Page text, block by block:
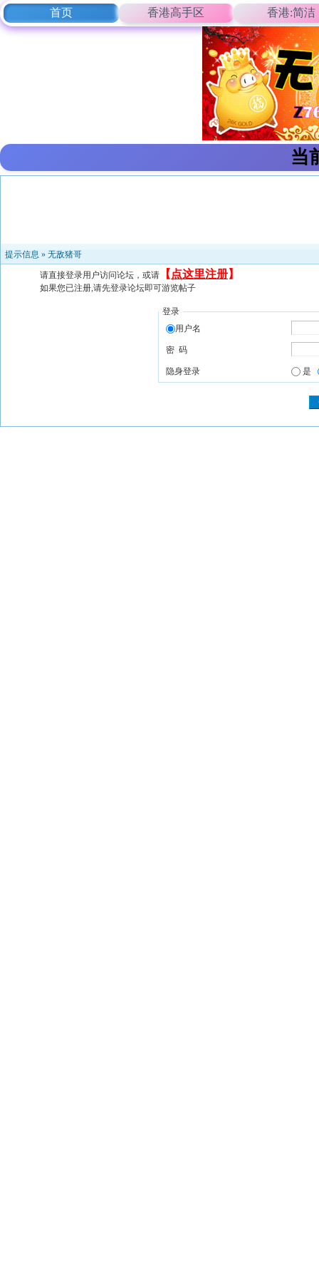
首页 香港高手区 香港:简洁
当
提示信息 » 无敌猪哥
请直接登录用户访问论坛，或请 【 点这里注册】
如果您已注册,请先登录论坛即可游览帖子
登录
用户名
密 码
隐身登录 是